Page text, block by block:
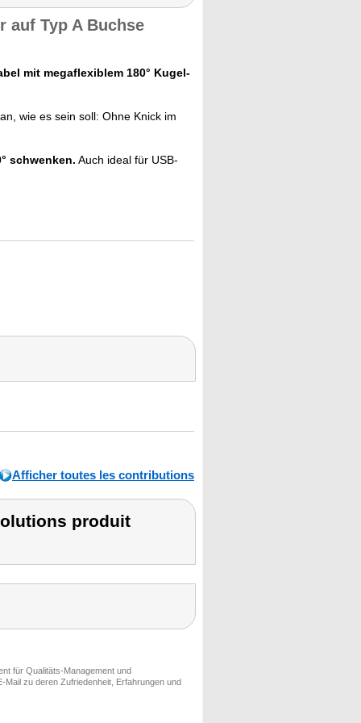
auf Typ A Buchse
mit megaflexiblem 180° Kugel-
wie es sein soll: Ohne Knick im
schwenken. Auch ideal für USB-
Afficher toutes les contributions
produit
für Qualitäts-Management und
zu deren Zufriedenheit, Erfahrungen und